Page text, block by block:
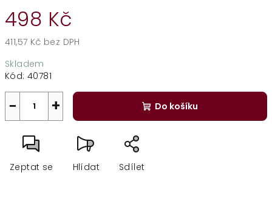
498 Kč
411,57 Kč bez DPH
cena:
Skladem
Kód: 40781
+
− Do košíku
Zeptat se Hlídat Sdílet